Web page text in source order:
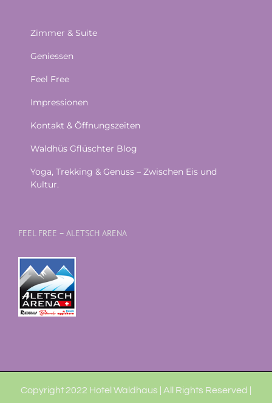
Zimmer & Suite
Geniessen
Feel Free
Impressionen
Kontakt & Öffnungszeiten
Waldhüs Gflüschter Blog
Yoga, Trekking & Genuss – Zwischen Eis und
Kultur.
FEEL FREE – ALETSCH ARENA
Copyright 2022 Hotel Waldhaus | All Rights Reserved |